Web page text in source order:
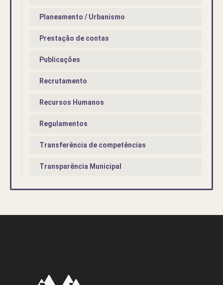
Planeamento / Urbanismo
Prestação de contas
Publicações
Recrutamento
Recursos Humanos
Regulamentos
Transferência de competências
Transparência Municipal